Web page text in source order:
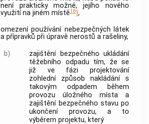
není prakticky možné, jejího nového
využití na jiném místě16),
omezení používání nebezpečných látek
a přípravků při úpravě nerostů a rašeliny,
b)
zajištění bezpečného ukládání
těžebního odpadu tím, že se
již ve fázi projektování
zohlední způsob nakládání s
takovým odpadem během
provozuúložného místa a
zajištění bezpečného stavu po
ukončení provozu, a to
výběrem projektu, který